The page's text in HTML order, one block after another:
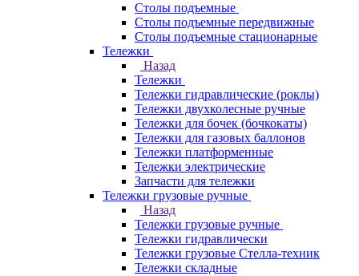
Столы подъемные
Столы подъемные передвижные
Столы подъемные стационарные
Тележки
Назад
Тележки
Тележки гидравлические (роклы)
Тележки двухколесные ручные
Тележки для бочек (бочкокаты)
Тележки для газовых баллонов
Тележки платформенные
Тележки электрические
Запчасти для тележки
Тележки грузовые ручные
Назад
Тележки грузовые ручные
Тележки гидравлически
Тележки грузовые Стелла-техник
Тележки складные